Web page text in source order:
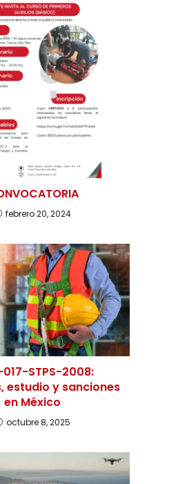
febrero 20, 2024
017-STPS-2008:
estudio y sanciones
en México
octubre 8, 2025